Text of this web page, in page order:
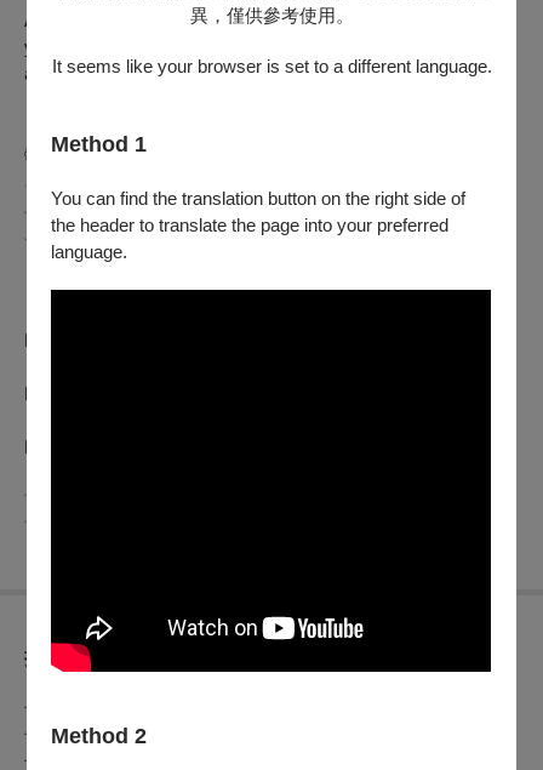
異，僅供參考使用。
It seems like your browser is set to a different language.
Method 1
You can find the translation button on the right side of
the header to translate the page into your preferred
language.
Method 2
A routine working day at a construction site. Thomas, a 40-
year-old crane operator, receives a call from his wife, who
asks him to pick her up from the hospital. He finds her crying.
𓊆⬳2026第28屆台北電影節
﹏﹏﹏﹏﹏﹏﹏﹏﹏﹏﹏﹏﹏﹏﹏﹏﹏﹏﹏﹏﹏﹏﹏﹏﹏﹏﹏
﹏﹏﹏
影展：6.26 — 7.07
台北電影獎頒獎典禮：7.11
http://www.taipeiff.taipei
https://www.instagram.com/taipeiff
https://www.facebook.com/TaipeiFilmFestival
﹋﹋﹋﹋﹋﹋﹋﹋﹋﹋﹋﹋﹋﹋﹋﹋﹋﹋﹋﹋﹋﹋﹋﹋﹋﹋﹋
﹋﹋﹋
折扣方案
早鳥票券
早鳥票：每張200元
早鳥日場票：每張160元